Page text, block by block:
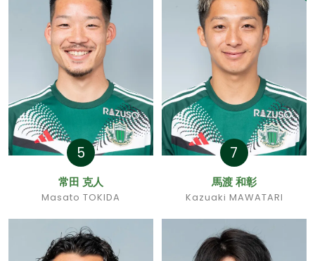
5
常田 克人
Masato TOKIDA
7
馬渡 和彰
Kazuaki MAWATARI